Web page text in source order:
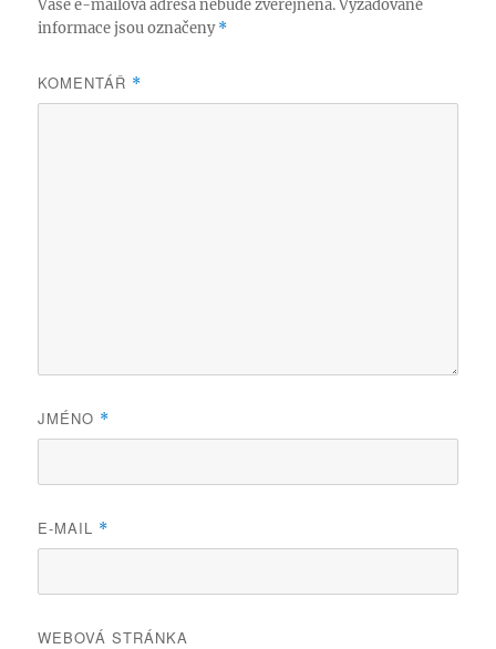
Vaše e-mailová adresa nebude zveřejněna. Vyžadované
informace jsou označeny*
KOMENTÁŘ *
JMÉNO *
E-MAIL *
WEBOVÁ STRÁNKA